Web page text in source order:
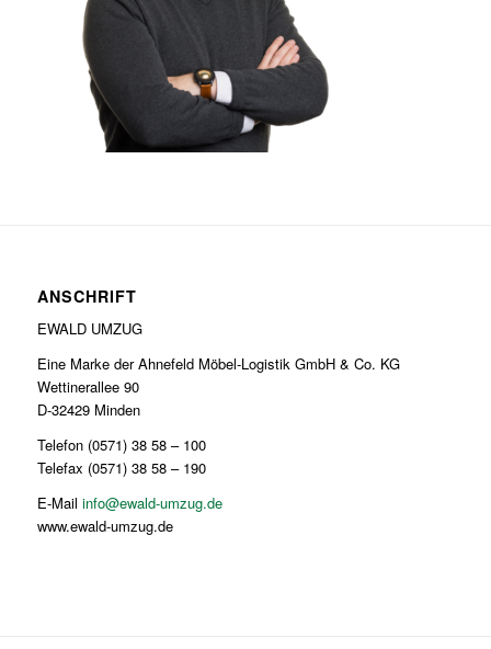
ANSCHRIFT
EWALD UMZUG
Eine Marke der Ahnefeld Möbel-Logistik GmbH & Co. KG
Wettinerallee 90
D-32429 Minden
Telefon (0571) 38 58 – 100
Telefax (0571) 38 58 – 190
E-Mail info@ewald-umzug.de
www.ewald-umzug.de